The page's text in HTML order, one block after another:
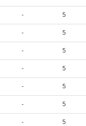
- 5
- 5
- 5
- 5
- 5
- 5
- 5